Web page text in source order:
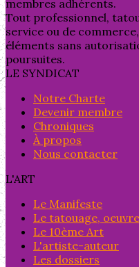
membres adhérents.
Tout professionnel,
service ou de
éléments sans
poursuites.
LE SYNDICAT
Notre Charte
Devenir membre
Chroniques
À propos
Nous contacter
L'ART
Le Manifeste
Le tatouage,
Le 10ème Art
L'artiste-auteur
Les dossiers